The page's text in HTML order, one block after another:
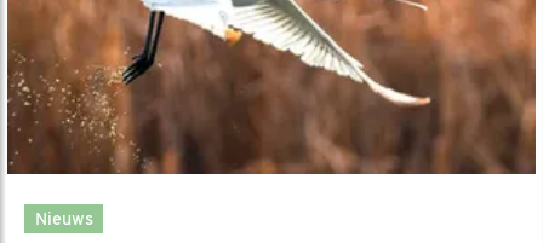
Nieuws